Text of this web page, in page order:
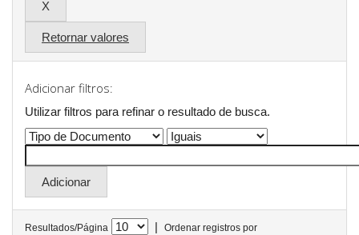
Retornar valores
Adicionar filtros:
Utilizar filtros para refinar o resultado de busca.
Resultados/Página |
Ordenar registros por